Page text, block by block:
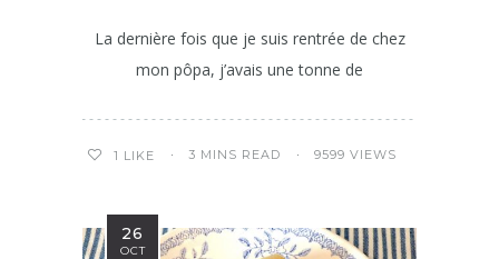
La dernière fois que je suis rentrée de chez
mon pôpa, j’avais une tonne de
1 LIKE 3 MINS READ 9599 VIEWS
26
OCT